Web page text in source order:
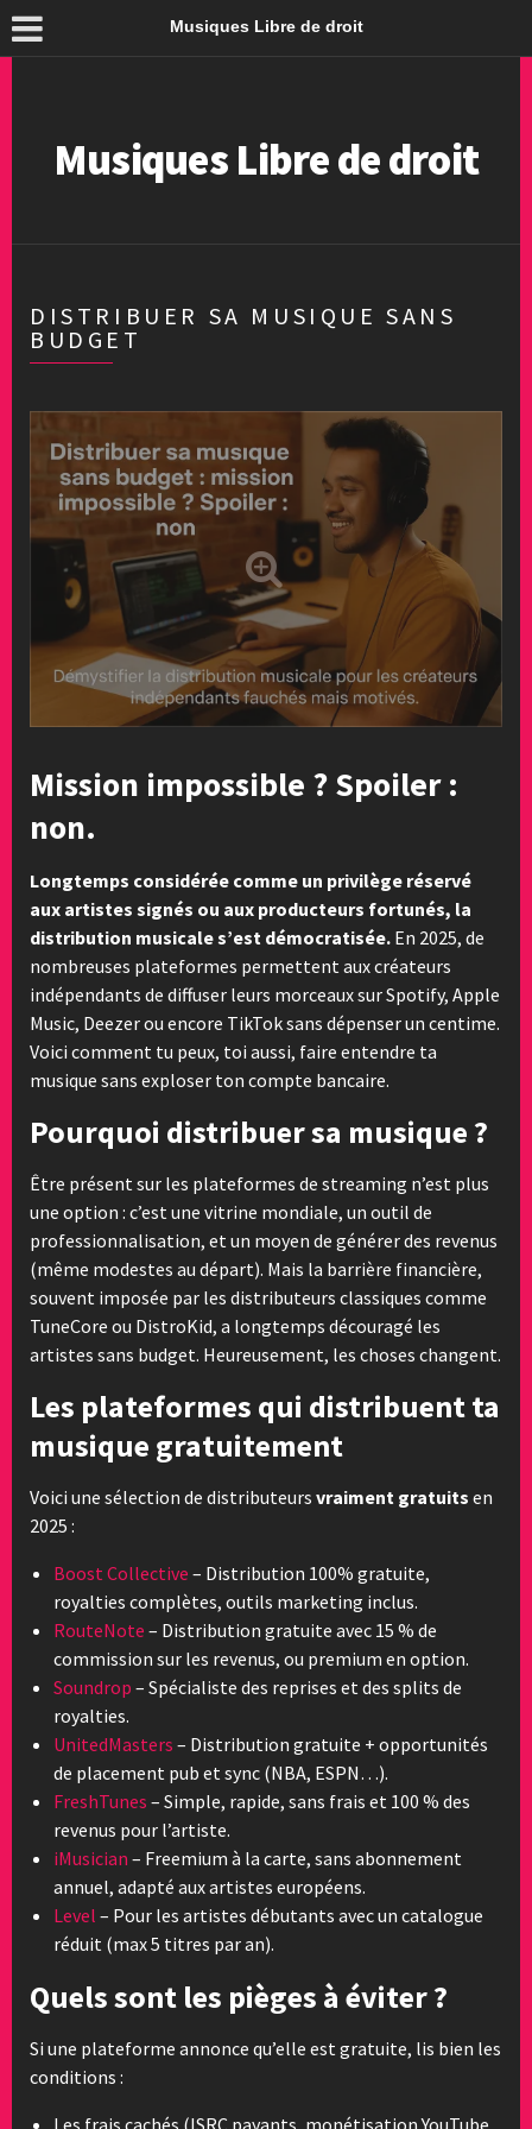
Musiques Libre de droit
Musiques Libre de droit
DISTRIBUER SA MUSIQUE SANS
BUDGET
Mission impossible ? Spoiler :
non.
Longtemps considérée comme un privilège réservé
aux artistes signés ou aux producteurs fortunés, la
distribution musicale s’est démocratisée. En 2025, de
nombreuses plateformes permettent aux créateurs
indépendants de diffuser leurs morceaux sur Spotify, Apple
Music, Deezer ou encore TikTok sans dépenser un centime.
Voici comment tu peux, toi aussi, faire entendre ta
musique sans exploser ton compte bancaire.
Pourquoi distribuer sa musique ?
Être présent sur les plateformes de streaming n’est plus
une option : c’est une vitrine mondiale, un outil de
professionnalisation, et un moyen de générer des revenus
(même modestes au départ). Mais la barrière financière,
souvent imposée par les distributeurs classiques comme
TuneCore ou DistroKid, a longtemps découragé les
artistes sans budget. Heureusement, les choses changent.
Les plateformes qui distribuent ta
musique gratuitement
Voici une sélection de distributeurs vraiment gratuits en
2025 :
Boost Collective – Distribution 100% gratuite,
royalties complètes, outils marketing inclus.
RouteNote – Distribution gratuite avec 15 % de
commission sur les revenus, ou premium en option.
Soundrop – Spécialiste des reprises et des splits de
royalties.
UnitedMasters – Distribution gratuite + opportunités
de placement pub et sync (NBA, ESPN…).
FreshTunes – Simple, rapide, sans frais et 100 % des
revenus pour l’artiste.
iMusician – Freemium à la carte, sans abonnement
annuel, adapté aux artistes européens.
Level – Pour les artistes débutants avec un catalogue
réduit (max 5 titres par an).
Quels sont les pièges à éviter ?
Si une plateforme annonce qu’elle est gratuite, lis bien les
conditions :
Les frais cachés (ISRC payants, monétisation YouTube